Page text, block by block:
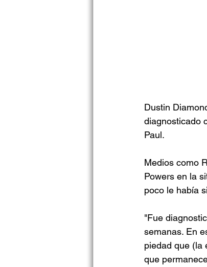
Dustin
diagnosticado
Paul.
Medios como
Powers en la
poco le había
"Fue
semanas. En
piedad que (la
que